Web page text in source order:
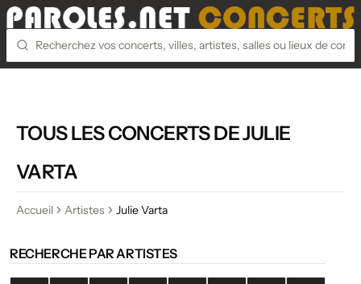
TOUS LES CONCERTS DE JULIE
VARTA
Accueil Artistes Julie Varta
RECHERCHE PAR ARTISTES